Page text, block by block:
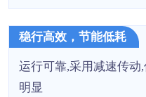
稳行高效，节能低耗
运行可靠,采用减速传动
明显